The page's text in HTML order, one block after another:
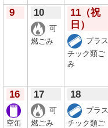
9 10
可
燃ごみ
11 （祝
日）
プラス
チック類ご
み
16
空缶
17
可
燃ごみ
18
プラス
チック類ご